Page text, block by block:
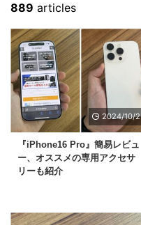
889 articles
2024/10/2
『iPhone16 Pro』簡易レビュ
ー、オススメの専用アクセサ
リーも紹介